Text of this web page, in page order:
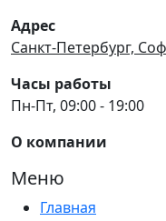
Адрес
Санкт-Петербург,
Часы работы
Пн-Пт, 09:00 - 19:00
О компании
Меню
Главная